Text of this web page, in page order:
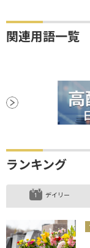
関連用語一覧
ランキング
デイリー